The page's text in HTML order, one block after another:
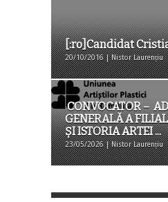
[:ro]Candidat
20/10/2016 | Nistor Laurențiu
CONVOCATOR –
GENERALĂ A
ȘI ISTORIA ARTEI ...
23/05/2026 | Nistor Laurențiu